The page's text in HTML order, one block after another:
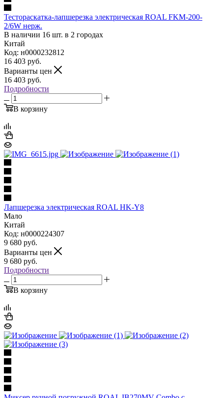
Тестораскатка-лапшерезка электрическая ROAL FKM-200-
2/6W нерж.
В наличии 16 шт. в 2 городах
Китай
Код: н0000232812
16 403 руб.
Варианты цен
16 403 руб.
Подробности
В корзину
Лапшерезка электрическая ROAL HK-Y8
Мало
Китай
Код: н0000224307
9 680 руб.
Варианты цен
9 680 руб.
Подробности
В корзину